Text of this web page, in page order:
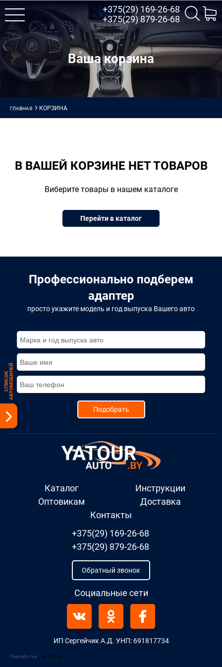
+375(29) 169-26-68
+375(29) 879-26-68
Ваша корзина
ГЛАВНАЯ КОРЗИНА
В ВАШЕЙ КОРЗИНЕ НЕТ ТОВАРОВ
Виберите товары в нашем каталоге
Перейти в каталог
Професcионально подберем
адаптер
просто укажите модель и год выпуска Вашего авто
Подобрать
Каталог
Инструкции
Оптовикам
Доставка
Контакты
+375(29) 169-26-68
+375(29) 879-26-68
Обратный звонок
Социальные сети
ИП Сергейчик А.Д. УНП: 691817734
Разработка by format
С
П
И
С
О
К
А
В
Т
О
М
О
Б
И
Л
ЕЙ